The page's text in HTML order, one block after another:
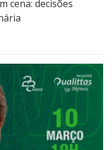
cena: decisões